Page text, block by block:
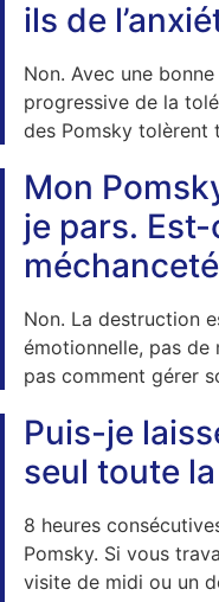
ils de
Non. Avec une
progressive de la
des Pomsky tolèrent
Mon
je pars.
Non. La destruction
émotionnelle, pas de
pas comment gérer
Puis-je
seul toute
8 heures
Pomsky. Si vous
visite de midi ou un